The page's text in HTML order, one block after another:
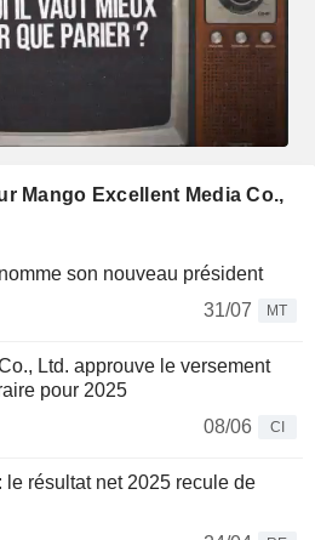
Mango Excellent Media Co.,
son nouveau président
31/07
MT
Ltd. approuve le versement
pour 2025
08/06
CI
résultat net 2025 recule de